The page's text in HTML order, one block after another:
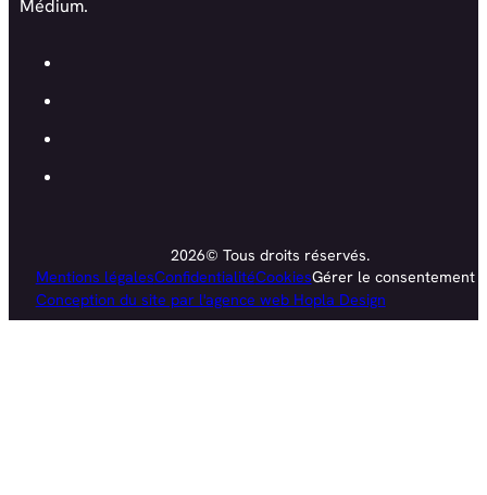
Médium.
2026© Tous droits réservés.
Mentions légalesConfidentialitéCookiesGérer le consentement
Conception du site par l'agence web Hopla Design